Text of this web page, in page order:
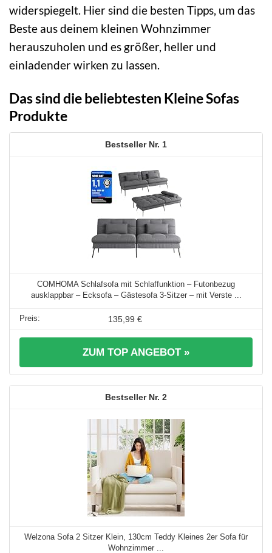
widerspiegelt. Hier sind die besten Tipps, um das
Beste aus deinem kleinen Wohnzimmer
herauszuholen und es größer, heller und
einladender wirken zu lassen.
Das sind die beliebtesten Kleine Sofas
Produkte
1
COMHOMA Schlafsofa mit Schlaffunktion – Futonbezug
ausklappbar – Ecksofa – Gästesofa 3-Sitzer – mit Verste ...
135,99 €
ZUM TOP ANGEBOT »
2
Welzona Sofa 2 Sitzer Klein, 130cm Teddy Kleines 2er Sofa für
Wohnzimmer ...